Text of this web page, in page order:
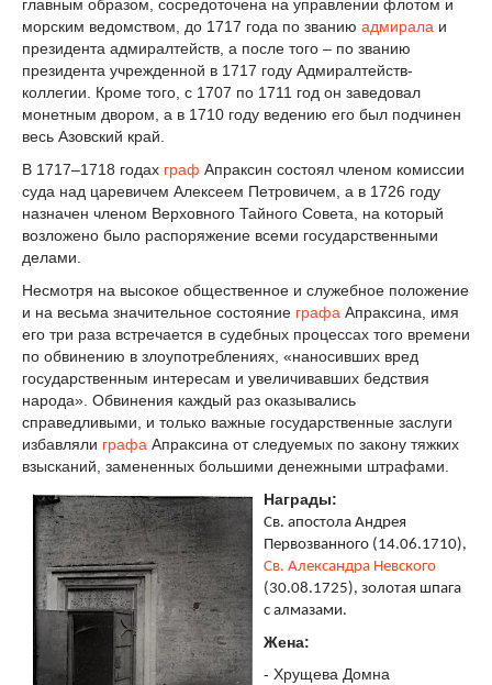
главным образом, сосредоточена на управлении флотом и
морским ведомством, до 1717 года по званию адмирала и
президента адмиралтейств, а после того – по званию
президента учрежденной в 1717 году Адмиралтейств-
коллегии. Кроме того, с 1707 по 1711 год он заведовал
монетным двором, а в 1710 году ведению его был подчинен
весь Азовский край.
В 1717–1718 годах граф Апраксин состоял членом комиссии
суда над царевичем Алексеем Петровичем, а в 1726 году
назначен членом Верховного Тайного Совета, на который
возложено было распоряжение всеми государственными
делами.
Несмотря на высокое общественное и служебное положение
и на весьма значительное состояние графа Апраксина, имя
его три раза встречается в судебных процессах того времени
по обвинению в злоупотреблениях, «наносивших вред
государственным интересам и увеличивавших бедствия
народа». Обвинения каждый раз оказывались
справедливыми, и только важные государственные заслуги
избавляли графа Апраксина от следуемых по закону тяжких
взысканий, замененных большими денежными штрафами.
Награды:
Св. апостола Андрея
Первозванного (14.06.1710),
Св. Александра Невского
(30.08.1725), золотая шпага
с алмазами.
Жена:
- Хрущева Домна